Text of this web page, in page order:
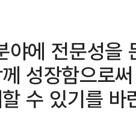
야에 전문성을
성장함으로
수 있기를 바